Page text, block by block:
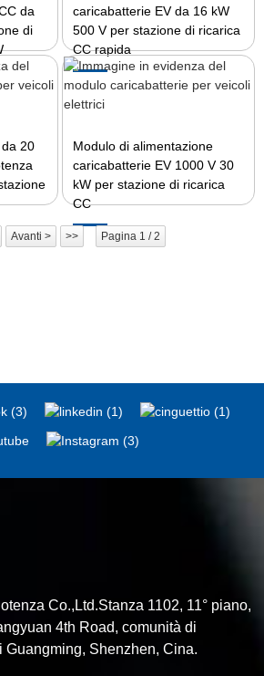
da
di
caricabatterie EV da 16 kW
500 V per stazione di ricarica
CC rapida
20
Modulo di alimentazione
caricabatterie EV 1000 V 30
kW per stazione di ricarica
CC
Avanti > >> Pagina 1 / 2
Co.,Ltd.Stanza 1102, 11° piano,
4th Road, comunità di
Guangming, Shenzhen, Cina.